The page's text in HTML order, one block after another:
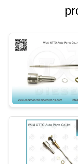
PLAN
DU
SITE
PRIVACY
POLICY